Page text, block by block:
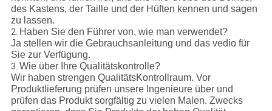
des Kastens, der Taille und der Hüften kennen und sagen
zu lassen.
2. Haben Sie den Führer von, wie man verwendet?
Ja stellen wir die Gebrauchsanleitung und das vedio für
Sie zur Verfügung.
3. Wie über Ihre Qualitätskontrolle?
Wir haben strengen QualitätsKontrollraum. Vor
Produktlieferung prüfen unsere Ingenieure über und
prüfen das Produkt sorgfältig zu vielen Malen. Zwecks